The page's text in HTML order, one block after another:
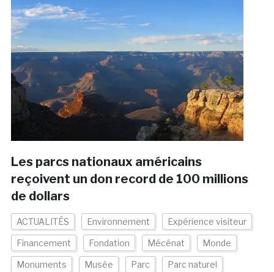
Les parcs nationaux américains
reçoivent un don record de 100 millions
de dollars
ACTUALITÉS Environnement Expérience visiteur
Financement Fondation Mécénat Monde
Monuments Musée Parc Parc naturel